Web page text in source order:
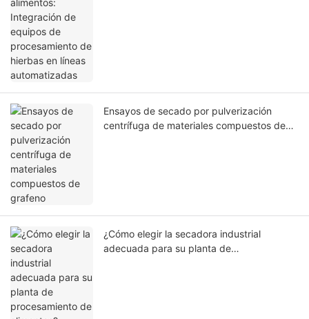
Ensayos de secado por pulverización
centrífuga de materiales compuestos de
¿Cómo elegir la secadora industrial
adecuada para su planta de